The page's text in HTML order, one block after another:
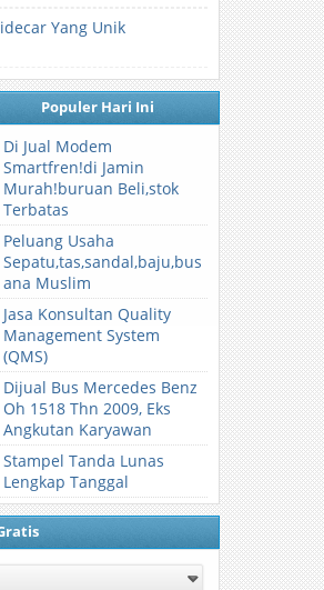
Yang Unik
Populer Hari Ini
Di Jual Modem
Smartfren!di Jamin
Murah!buruan Beli,stok
Terbatas
Peluang Usaha
Sepatu,tas,sandal,baju,bus
ana Muslim
Jasa Konsultan Quality
Management System
(QMS)
Dijual Bus Mercedes Benz
Oh 1518 Thn 2009, Eks
Angkutan Karyawan
Stampel Tanda Lunas
Lengkap Tanggal